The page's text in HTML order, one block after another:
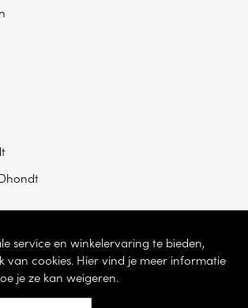
service en winkelervaring te bieden,
van cookies. Hier vind je meer informatie
je ze kan weigeren.